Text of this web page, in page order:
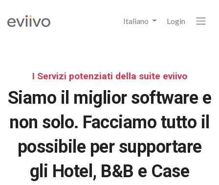
Italiano Login
I Servizi potenziati della suite eviivo
Siamo il miglior software e
non solo. Facciamo tutto il
possibile per supportare
gli Hotel, B&B e Case